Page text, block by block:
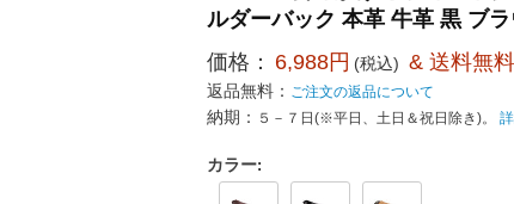
ルダーバック 本革 牛革 黒 ブ
価格： 6,988円 (税込) & 送料無料
返品無料： ご注文の返品について
納期： ５－７日(※平日、土日＆祝日除き)。
カラー: